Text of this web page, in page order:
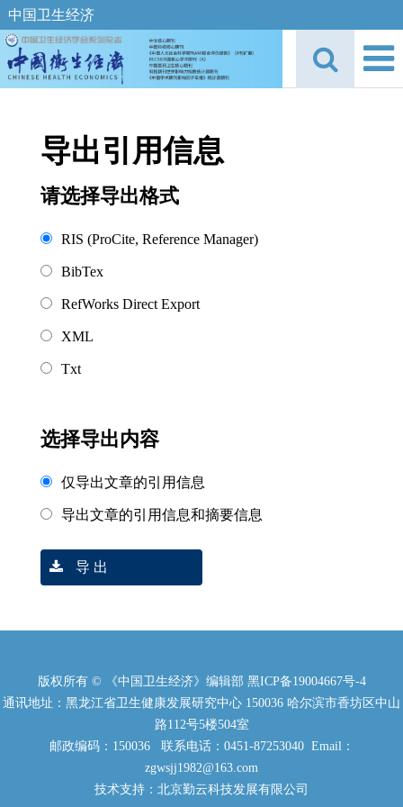
中国卫生经济
导出引用信息
请选择导出格式
RIS (ProCite, Reference Manager)
BibTex
RefWorks Direct Export
XML
Txt
选择导出内容
仅导出文章的引用信息
导出文章的引用信息和摘要信息
导 出
版权所有 © 《中国卫生经济》编辑部 黑ICP备19004667号-4
通讯地址：黑龙江省卫生健康发展研究中心 150036 哈尔滨市香坊区中山
路112号5楼504室
邮政编码：150036 联系电话：0451-87253040 Email：
zgwsjj1982@163.com
技术支持：北京勤云科技发展有限公司